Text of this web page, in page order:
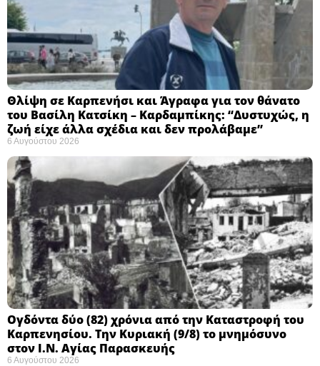
Θλίψη σε Καρπενήσι και Άγραφα για τον θάνατο
του Βασίλη Κατσίκη – Καρδαμπίκης: “Δυστυχώς, η
ζωή είχε άλλα σχέδια και δεν προλάβαμε”
6 Αυγούστου 2026
Ογδόντα δύο (82) χρόνια από την Καταστροφή του
Καρπενησίου. Την Κυριακή (9/8) το μνημόσυνο
στον Ι.Ν. Αγίας Παρασκευής
6 Αυγούστου 2026